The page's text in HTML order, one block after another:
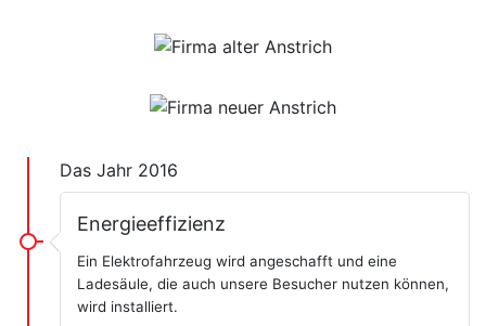
Das Jahr 2016
Energieeffizienz
Ein Elektrofahrzeug wird angeschafft und eine
Ladesäule, die auch unsere Besucher nutzen können,
wird installiert.